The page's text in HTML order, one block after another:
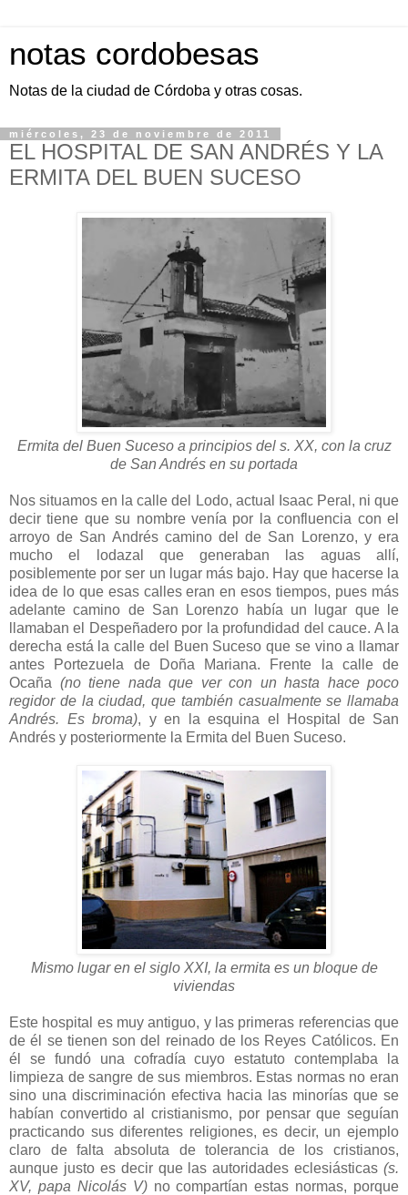
notas cordobesas
Notas de la ciudad de Córdoba y otras cosas.
miércoles, 23 de noviembre de 2011
EL HOSPITAL DE SAN ANDRÉS Y LA
ERMITA DEL BUEN SUCESO
Ermita del Buen Suceso a principios del s. XX, con la cruz
de San Andrés en su portada
Nos situamos en la calle del Lodo, actual Isaac Peral, ni que
decir tiene que su nombre venía por la confluencia con el
arroyo de San Andrés camino del de San Lorenzo, y era
mucho el lodazal que generaban las aguas allí,
posiblemente por ser un lugar más bajo. Hay que hacerse la
idea de lo que esas calles eran en esos tiempos, pues más
adelante camino de San Lorenzo había un lugar que le
llamaban el Despeñadero por la profundidad del cauce. A la
derecha está la calle del Buen Suceso que se vino a llamar
antes Portezuela de Doña Mariana. Frente la calle de
Ocaña (no tiene nada que ver con un hasta hace poco
regidor de la ciudad, que también casualmente se llamaba
Andrés. Es broma), y en la esquina el Hospital de San
Andrés y posteriormente la Ermita del Buen Suceso.
Mismo lugar en el siglo XXI, la ermita es un bloque de
viviendas
Este hospital es muy antiguo, y las primeras referencias que
de él se tienen son del reinado de los Reyes Católicos. En
él se fundó una cofradía cuyo estatuto contemplaba la
limpieza de sangre de sus miembros. Estas normas no eran
sino una discriminación efectiva hacia las minorías que se
habían convertido al cristianismo, por pensar que seguían
practicando sus diferentes religiones, es decir, un ejemplo
claro de falta absoluta de tolerancia de los cristianos,
aunque justo es decir que las autoridades eclesiásticas (s.
XV, papa Nicolás V)no compartían estas normas, porque